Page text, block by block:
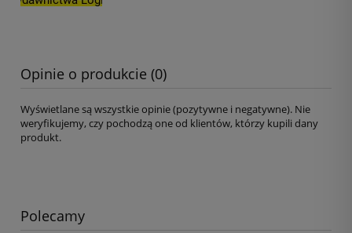
Opinie o produkcie (0)
Wyświetlane są wszystkie opinie (pozytywne i negatywne). Nie
weryfikujemy, czy pochodzą one od klientów, którzy kupili dany
produkt.
Polecamy